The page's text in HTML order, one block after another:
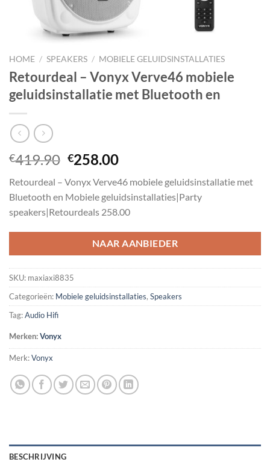
HOME / SPEAKERS / MOBIELE GELUIDSINSTALLATIES
Retourdeal – Vonyx Verve46 mobiele
geluidsinstallatie met Bluetooth en
€419.90 Oorspronkelijke
was:
€419.90.
€258.00Huidige
is:
€258.00.
Retourdeal – Vonyx Verve46 mobiele geluidsinstallatie met
Bluetooth en Mobiele geluidsinstallaties|Party
speakers|Retourdeals 258.00
NAAR AANBIEDER
SKU: maxiaxi8835
Categorieën: Mobiele geluidsinstallaties, Speakers
Tag:Audio Hifi
Merken:Vonyx
Merk:Vonyx
BESCHRIJVING